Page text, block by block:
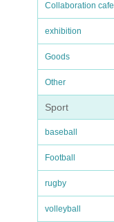
Collaboration cafe
exhibition
Goods
Other
Sport
baseball
Football
rugby
volleyball